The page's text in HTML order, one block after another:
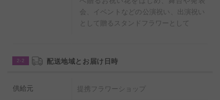
会、イベントなどの公演祝い、出演祝い
として贈るスタンドフラワーとして
2-2 配送地域とお届け日時
供給元 提携フラワーショップ